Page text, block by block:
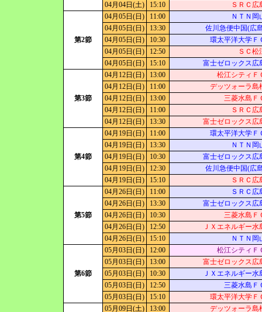
04月04日(土)
15:10 ＳＲＣ広
第2節
04月05日(日) 11:00
ＮＴＮ岡
04月05日(日)
13:30
佐川急便中国(広
04月05日(日)
10:30
環太平洋大学Ｆ
04月05日(日)
12:50
ＳＣ松
04月05日(日)
15:10 富士ゼロックス広
第3節
04月12日(日) 13:00
松江シティＦ
04月12日(日)
11:00
デッツォーラ島
04月12日(日)
13:00
三菱水島Ｆ
04月12日(日)
11:00
ＳＲＣ広
04月12日(日)
13:30 富士ゼロックス広
第4節
04月19日(日) 11:00
環太平洋大学Ｆ
04月19日(日)
13:30
ＮＴＮ岡
04月19日(日)
10:30
富士ゼロックス広
04月19日(日)
12:30
佐川急便中国(広
04月19日(日)
15:10 ＳＲＣ広
第5節
04月26日(日) 11:00
ＳＲＣ広
04月26日(日)
13:30
富士ゼロックス広
04月26日(日)
10:30
三菱水島Ｆ
04月26日(日)
12:50
ＪＸエネルギー水
04月26日(日)
15:10 ＮＴＮ岡
第6節
05月03日(日) 12:00
松江シティＦ
05月03日(日)
13:00
富士ゼロックス広
05月03日(日)
10:30
ＪＸエネルギー水
05月03日(日)
12:50
三菱水島Ｆ
05月03日(日)
15:10 環太平洋大学Ｆ
05月09日(土) 13:00
デッツォーラ島